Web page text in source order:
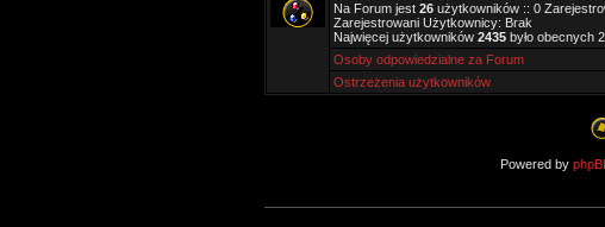
Na Forum jest 26 użytkowników :: 0
Zarejestrowani Użytkownicy: Brak
Najwięcej użytkowników 2435 było obecnych
Osoby odpowiedzialne za Forum
Ostrzeżenia użytkowników
Powered by